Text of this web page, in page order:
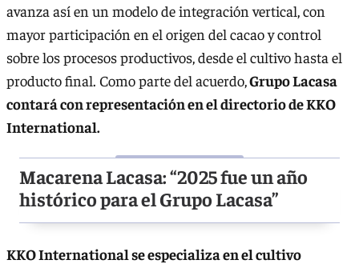
avanza así en un modelo de integración vertical, con
mayor participación en el origen del cacao y control
sobre los procesos productivos, desde el cultivo hasta el
producto final. Como parte del acuerdo,Grupo Lacasa
contará con representación en el directorio de KKO
International.
Macarena Lacasa: “2025 fue un año
histórico para el Grupo Lacasa”
KKO International se especializa en el cultivo